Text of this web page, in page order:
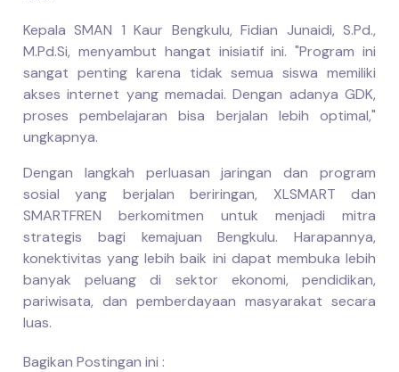
Kepala SMAN 1 Kaur Bengkulu, Fidian Junaidi, S.Pd.,
M.Pd.Si, menyambut hangat inisiatif ini. "Program ini
sangat penting karena tidak semua siswa memiliki
akses internet yang memadai. Dengan adanya GDK,
proses pembelajaran bisa berjalan lebih optimal,"
ungkapnya.
Dengan langkah perluasan jaringan dan program
sosial yang berjalan beriringan, XLSMART dan
SMARTFREN berkomitmen untuk menjadi mitra
strategis bagi kemajuan Bengkulu. Harapannya,
konektivitas yang lebih baik ini dapat membuka lebih
banyak peluang di sektor ekonomi, pendidikan,
pariwisata, dan pemberdayaan masyarakat secara
luas.
Bagikan Postingan ini :